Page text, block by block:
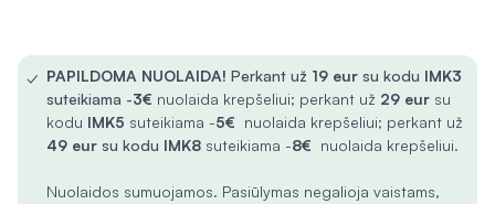
✓ PAPILDOMA NUOLAIDA! Perkant už 19 eur su kodu IMK3
suteikiama -3€ nuolaida krepšeliui; perkant už 29 eur su
kodu IMK5 suteikiama -5€ nuolaida krepšeliui; perkant už
49 eur su kodu IMK8 suteikiama -8€ nuolaida krepšeliui.
Nuolaidos sumuojamos. Pasiūlymas negalioja vaistams,